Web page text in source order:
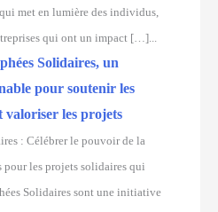
met en lumière des individus,
qui ont un impact […]...
Solidaires, un
pour soutenir les
valoriser les projets
: Célébrer le pouvoir de la
pour les projets solidaires qui
Solidaires sont une initiative